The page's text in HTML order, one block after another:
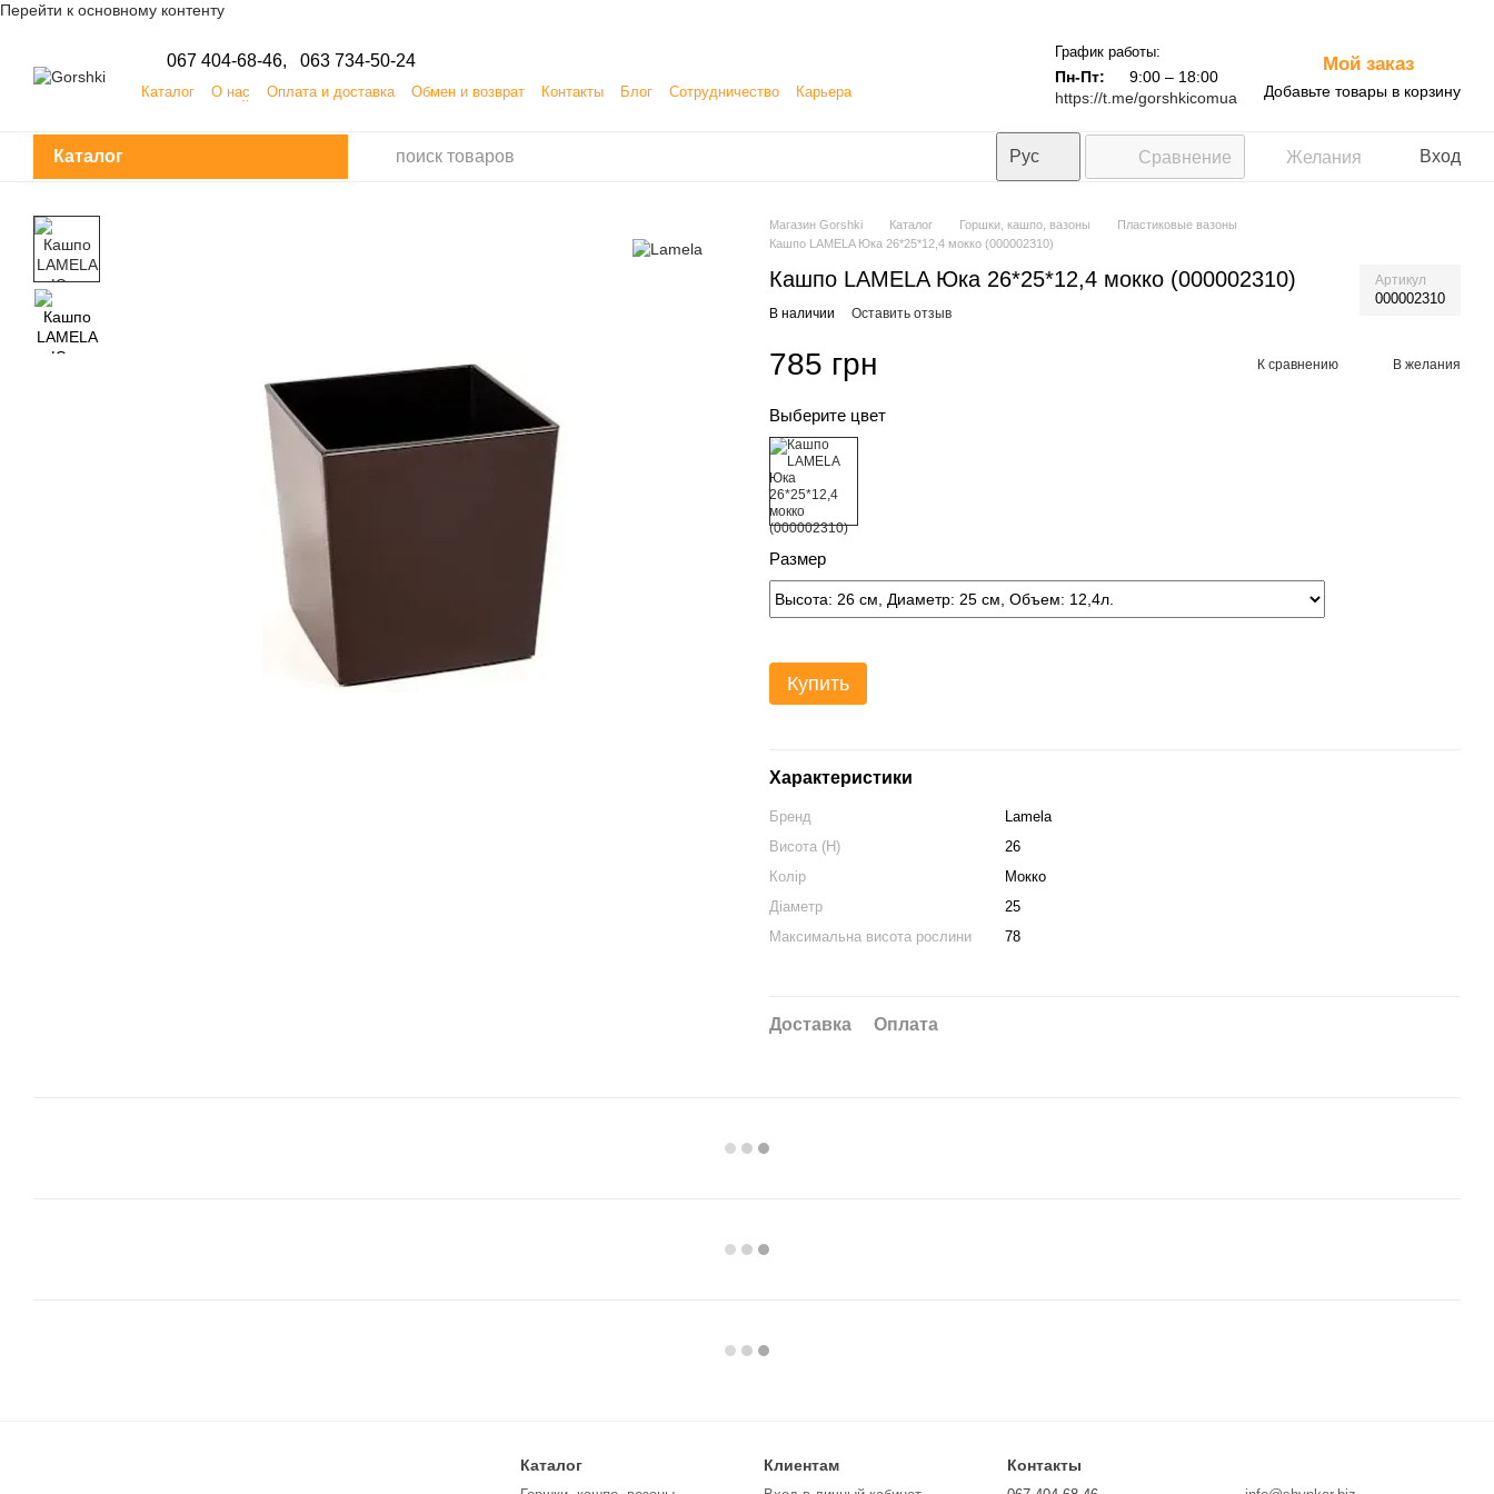
Перейти к основному контенту
067 404-68-46, 063 734-50-24
Каталог О нас Оплата и доставка Обмен и возврат Контакты Блог Сотрудничество
Карьера
График работы:
Пн-Пт:
9:00 – 18:00
https://t.me/gorshkicomua
Мой заказ
Добавьте товары в корзину
Каталог Рус Сравнение Желания Вход
Магазин Gorshki Каталог Горшки, кашпо, вазоны
Пластиковые вазоны
Кашпо LAMELA Юка 26*25*12,4 мокко (000002310)
Кашпо LAMELA Юка 26*25*12,4 мокко (000002310) Артикул
000002310
В наличии Оставить отзыв
785 грн К сравнению В желания
Выберите цвет
Размер
Купить
Характеристики
Бренд
Lamela
Висота (H)
26
Колір
Мокко
Діаметр
25
Максимальна висота рослини
78
Доставка Оплата
Каталог Клиентам Контакты